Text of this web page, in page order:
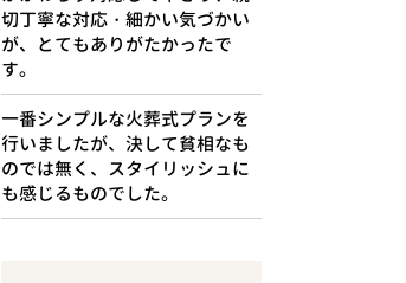
切丁寧な対応・細かい気づかい
が、とてもありがたかったで
す。
一番シンプルな火葬式プランを
行いましたが、決して貧相なも
のでは無く、スタイリッシュに
も感じるものでした。